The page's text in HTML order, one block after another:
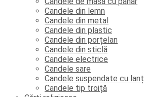
Candele din lemn
Candele din metal
Candele din plastic
Candele din porțelan
Candele din sticlă
Candele electrice
Candele sare
Candele suspendate cu lanț
Candele tip troiță